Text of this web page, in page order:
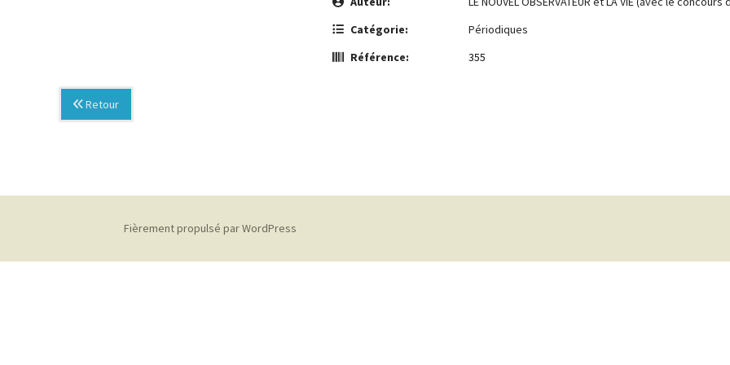
Catégorie:
Périodiques
Référence:
355
Retour
Fièrement propulsé par WordPress